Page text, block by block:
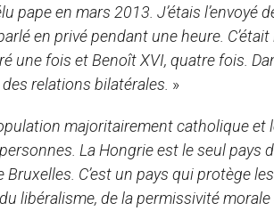
pape en mars 2013. J’étais l’envoyé
en privé pendant une heure. C’était
une fois et Benoît XVI, quatre fois.
relations bilatérales. »
majoritairement catholique et
La Hongrie est le seul pays
C’est un pays qui protège les
libéralisme, de la permissivité morale